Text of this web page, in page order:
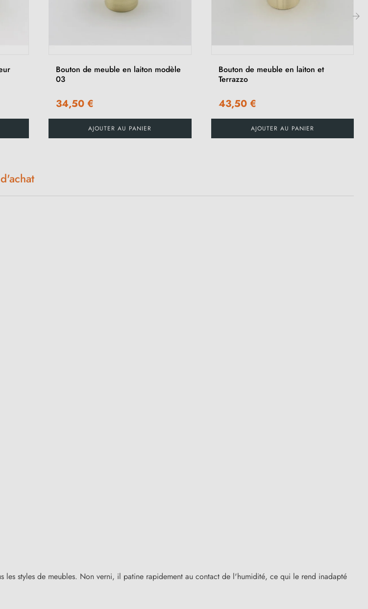
Bouton de meuble en laiton modèle
03
34,50 €
AJOUTER AU PANIER
Bouton de meuble en laiton et
Terrazzo
43,50 €
AJOUTER AU PANIER
les styles de meubles. Non verni, il patine rapidement au contact de l'humidité, ce qui le rend inadapté